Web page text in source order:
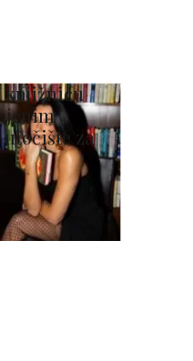
knjižnicu
za